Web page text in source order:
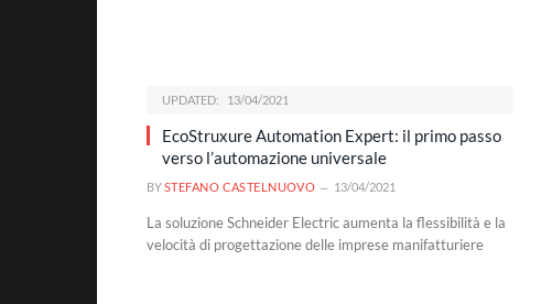
UPDATED: 13/04/2021
EcoStruxure Automation Expert: il primo passo
verso l’automazione universale
BYSTEFANO CASTELNUOVO 13/04/2021
La soluzione Schneider Electric aumenta la flessibilità e la
velocità di progettazione delle imprese manifatturiere